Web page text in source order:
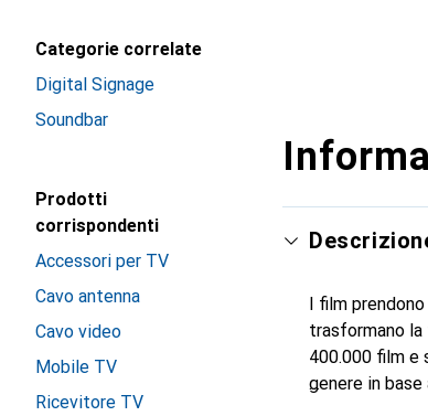
Categorie correlate
Digital Signage
Soundbar
Prodotti
corrispondenti
Accessori per TV
Cavo antenna
Cavo video
Mobile TV
Ricevitore TV
I film
trasformano la
400.000 film e
genere in